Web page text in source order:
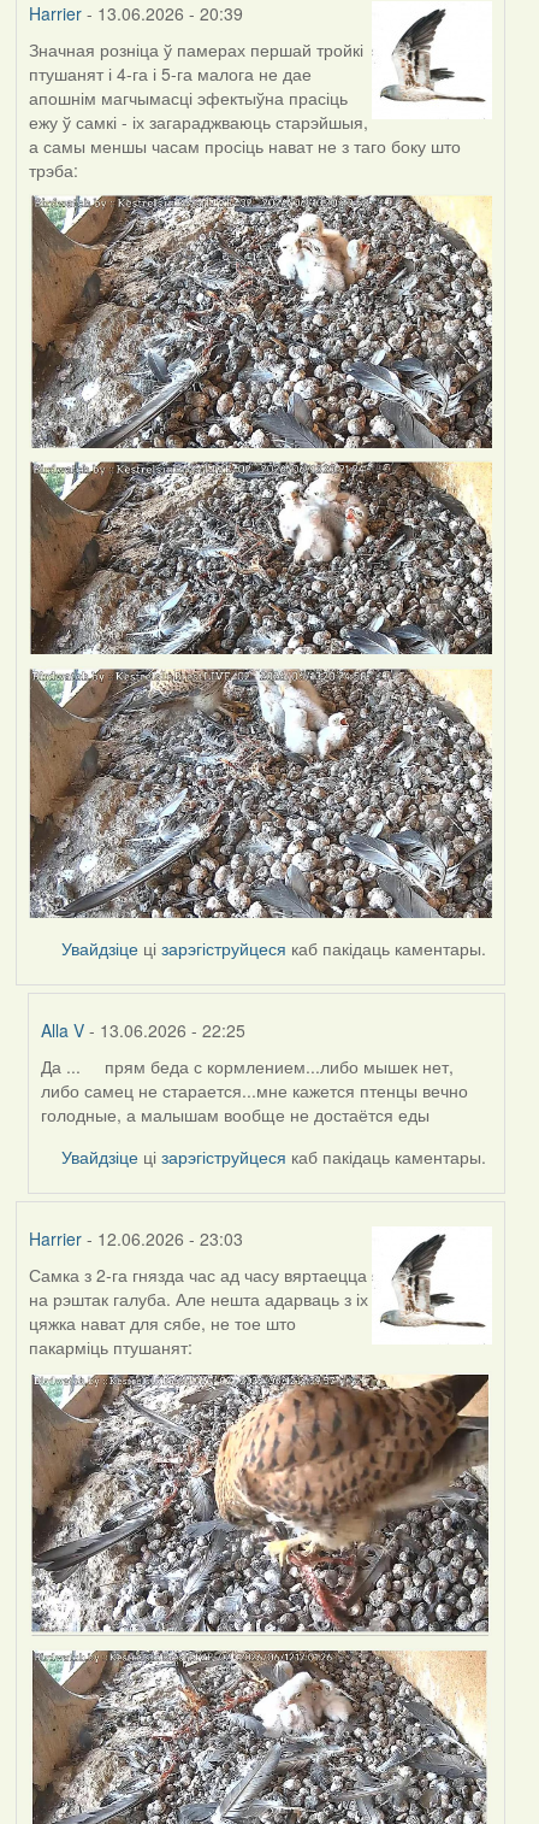
Harrier- 13.06.2026 - 20:39
Значная розніца ў памерах першай тройкі
птушанят і 4-га і 5-га малога не дае
апошнім магчымасці эфектыўна прасіць
ежу ў самкі - іх загараджваюць старэйшыя,
а самы меншы часам просіць нават не з таго боку што
трэба:
Увайдзіце цізарэгіструйцеся каб пакідаць каментары.
Alla V - 13.06.2026 - 22:25
In
reply
to
Да ... прям беда с кормлением...либо мышек нет,
либо самец не старается...мне кажется птенцы вечно
голодные, а малышам вообще не достаётся еды
Увайдзіце цізарэгіструйцеся каб пакідаць каментары.
Harrier- 12.06.2026 - 23:03
Самка з 2-га гнязда час ад часу вяртаецца
на рэштак галуба. Але нешта адарваць з іх
цяжка нават для сябе, не тое што
пакарміць птушанят: